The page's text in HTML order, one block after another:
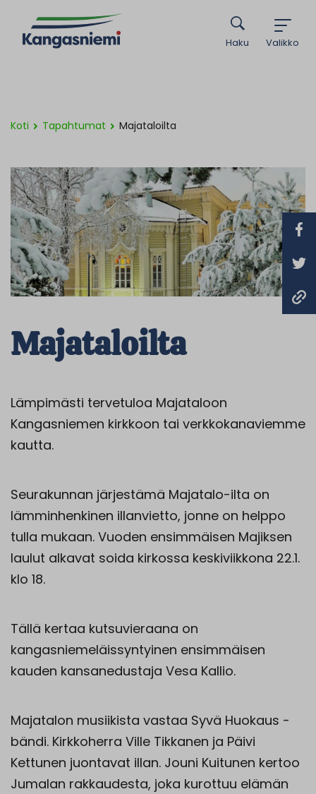
Valikko
Haku
Koti Tapahtumat Majataloilta
Majataloilta
Lämpimästi tervetuloa Majataloon
Kangasniemen kirkkoon tai verkkokanaviemme
kautta.
Seurakunnan järjestämä Majatalo-ilta on
lämminhenkinen illanvietto, jonne on helppo
tulla mukaan. Vuoden ensimmäisen Majiksen
laulut alkavat soida kirkossa keskiviikkona 22.1.
klo 18.
Tällä kertaa kutsuvieraana on
kangasniemeläissyntyinen ensimmäisen
kauden kansanedustaja Vesa Kallio.
Majatalon musiikista vastaa Syvä Huokaus -
bändi. Kirkkoherra Ville Tikkanen ja Päivi
Kettunen juontavat illan. Jouni Kuitunen kertoo
Jumalan rakkaudesta, joka kurottuu elämän